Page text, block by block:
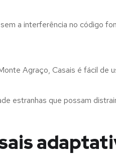
a interferência no código
Agraço, Casais é fácil de
estranhas que possam